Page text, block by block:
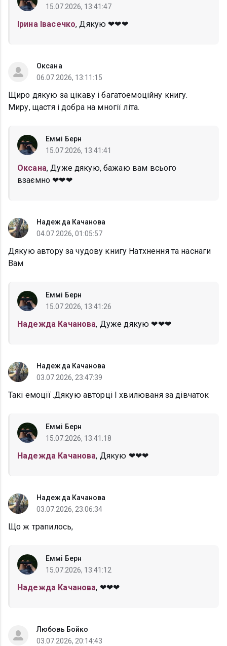
15.07.2026, 13:41:47
Ірина Івасечко, Дякую ❤❤❤
Оксана
06.07.2026, 13:11:15
Щиро дякую за цікаву і багатоемоційну книгу.
Миру, щастя і добра на многії літа.
Еммі Берн
15.07.2026, 13:41:41
Оксана, Дуже дякую, бажаю вам всього
взаємно ❤❤❤
Надежда Качанова
04.07.2026, 01:05:57
Дякую автору за чудову книгу Натхнення та наснаги
Вам
Еммі Берн
15.07.2026, 13:41:26
Надежда Качанова, Дуже дякую ❤❤❤
Надежда Качанова
03.07.2026, 23:47:39
Такі емоції .Дякую авторці І хвилюваня за дівчаток
Еммі Берн
15.07.2026, 13:41:18
Надежда Качанова, Дякую ❤❤❤
Надежда Качанова
03.07.2026, 23:06:34
Що ж трапилось,
Еммі Берн
15.07.2026, 13:41:12
Надежда Качанова, ❤❤❤
Любовь Бойко
03.07.2026, 20:14:43